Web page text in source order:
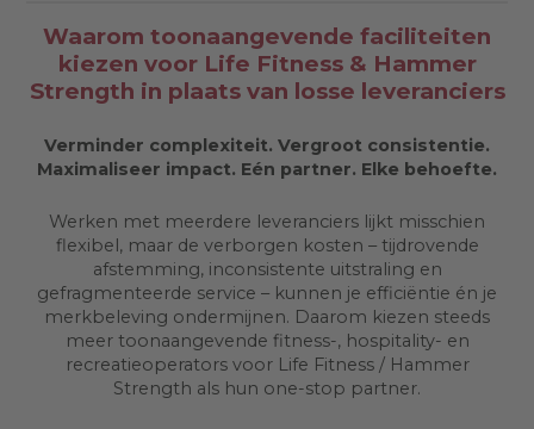
Waarom toonaangevende faciliteiten
kiezen voor Life Fitness & Hammer
Strength in plaats van losse leveranciers
Verminder complexiteit. Vergroot consistentie.
Maximaliseer impact. Eén partner. Elke behoefte.
Werken met meerdere leveranciers lijkt misschien
flexibel, maar de verborgen kosten – tijdrovende
afstemming, inconsistente uitstraling en
gefragmenteerde service – kunnen je efficiëntie én je
merkbeleving ondermijnen. Daarom kiezen steeds
meer toonaangevende fitness-, hospitality- en
recreatieoperators voor Life Fitness / Hammer
Strength als hun one-stop partner.